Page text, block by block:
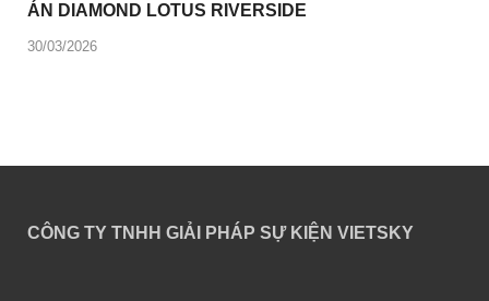
ÁN DIAMOND LOTUS RIVERSIDE
30/03/2026
CÔNG TY TNHH GIẢI PHÁP SỰ KIỆN VIETSKY